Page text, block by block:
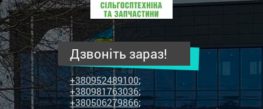
продаж
сільськогосподарської
техніки
та
запчастин
Дзвоніть зараз!
+380952489100;
+380981763036;
+380506279866;